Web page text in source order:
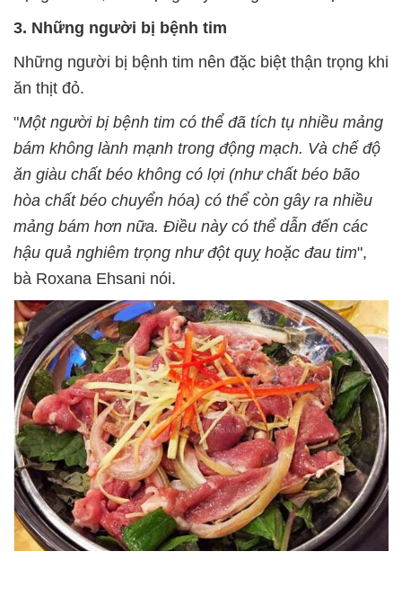
3. Những người bị bệnh tim
Những người bị bệnh tim nên đặc biệt thận trọng khi
ăn thịt đỏ.
"Một người bị bệnh tim có thể đã tích tụ nhiều mảng
bám không lành mạnh trong động mạch. Và chế độ
ăn giàu chất béo không có lợi (như chất béo bão
hòa chất béo chuyển hóa) có thể còn gây ra nhiều
mảng bám hơn nữa. Điều này có thể dẫn đến các
hậu quả nghiêm trọng như đột quỵ hoặc đau tim",
bà Roxana Ehsani nói.